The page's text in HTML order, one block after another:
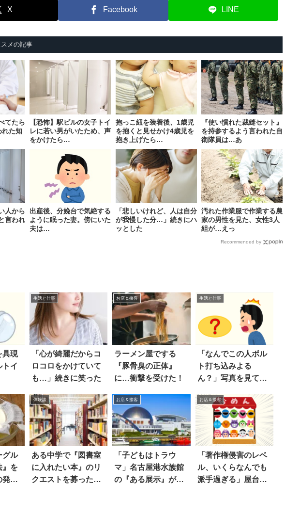
X Facebook LINE
メの記事
てたら
れた知
【恐怖】駅ビルの女子トイ
レに若い男がいたため、声
をかけたら…
抱っこ紐を装着後、1歳児
を抱くと見せかけ4歳児を
抱き上げたら…
『使い慣れた裁縫セット』
を持参するよう言われた自
衛隊員は…あ
人から
言われ
出産後、分娩台で気絶する
ように眠った妻。傍にいた
夫は…
「悲しいけれど、人は自分
が我慢した分…」続きにハ
ッとした
汚れた作業服で作業する農
家の男性を見た、女性3人
組が…えっ
Recommended by
具現
トイ
生活と仕事
「心が綺麗だからコ
ロコロをかけていて
も…」続きに笑った
お店＆接客
ラーメン屋でする
『豚骨臭の正体』
に…衝撃を受けた！
生活と仕事
「なんでこの人ボル
ト打ち込みよる
ん？」写真を見て…
グル
』を
想
体験談
ある中学で『図書室
に入れたい本』のリ
クエストを募った結
お店＆接客
「子どもはトラウ
マ」名古屋港水族館
の『ある展示』が怖
お店＆接客
「著作権侵害のレベ
ル、いくらなんでも
派手過ぎる」屋台を